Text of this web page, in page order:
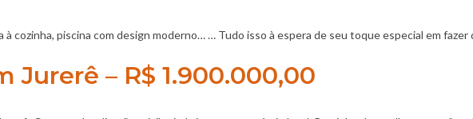
à cozinha, piscina com design moderno… … Tudo isso à espera de seu toque especial em fazer
Jurerê – R$ 1.900.000,00